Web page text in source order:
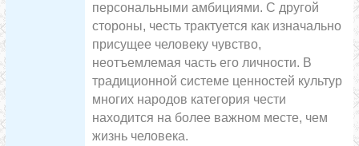
персональными амбициями. С другой
стороны, честь трактуется как изначально
присущее человеку чувство,
неотъемлемая часть его личности. В
традиционной системе ценностей культур
многих народов категория чести
находится на более важном месте, чем
жизнь человека.